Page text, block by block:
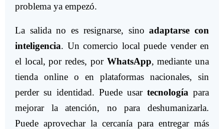
problema ya empezó.
La salida no es resignarse, sinoadaptarse con
inteligencia. Un comercio local puede vender en
el local, por redes, por WhatsApp, mediante una
tienda online o en plataformas nacionales, sin
perder su identidad. Puede usar tecnología para
mejorar la atención, no para deshumanizarla.
Puede aprovechar la cercanía para entregar más